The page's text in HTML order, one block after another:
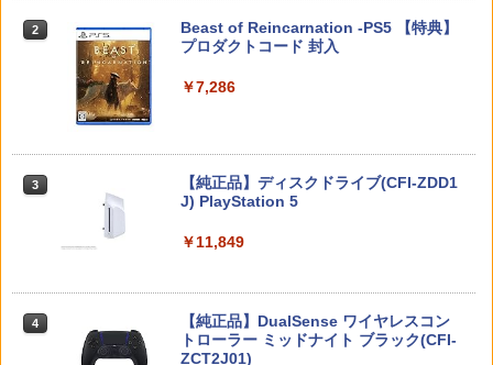
￥8,298
￥8,582
-ABA7A NSW2 シンゲキノキョジン 3 ツ
ウジョウ]
￥6,526
テムセット)
￥6,782
￥520
￥1,387
4
￥2,820
城編 第一章 猗窩座再来
3
￥7,722
￥7,920
2 スプラトゥーン レイダース -Switch2
3 Nintendo Switch 2(日本語・国内専用)
4
ニンテンドープリペイド番号 9000円|オ
ンラインコード版
2
Beast of Reincarnation -PS5 【特典】
プロダクトコード 封入
￥7,286
3
【純正品】ディスクドライブ(CFI-ZDD1
J) PlayStation 5
￥11,849
4
【純正品】DualSense ワイヤレスコン
トローラー ミッドナイト ブラック(CFI-
ZCT2J01)